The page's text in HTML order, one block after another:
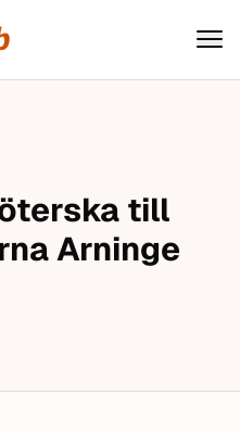
till
Arninge